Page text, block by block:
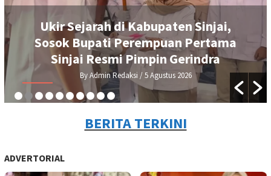
Ratnawati Arif Resmi Pimpin Gerindra
Sinjai, Siap Kawal Program Presiden
Prabowo
By Admin Redaksi/ 4 Agustus 2026
BERITA TERKINI
ADVERTORIAL